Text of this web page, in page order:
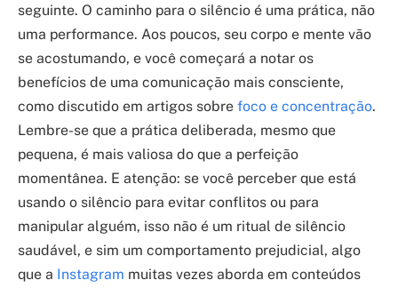
seguinte. O caminho para o silêncio é uma prática, não
uma performance. Aos poucos, seu corpo e mente vão
se acostumando, e você começará a notar os
benefícios de uma comunicação mais consciente,
como discutido em artigos sobre foco e concentração.
Lembre-se que a prática deliberada, mesmo que
pequena, é mais valiosa do que a perfeição
momentânea. E atenção: se você perceber que está
usando o silêncio para evitar conflitos ou para
manipular alguém, isso não é um ritual de silêncio
saudável, e sim um comportamento prejudicial, algo
que a Instagram muitas vezes aborda em conteúdos